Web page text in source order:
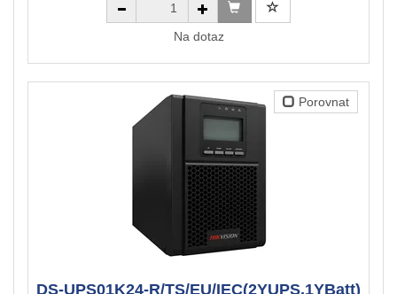
Na dotaz
Porovnat
DS-UPS01K24-R/TS/EU/IEC(2YUPS,1YBatt)